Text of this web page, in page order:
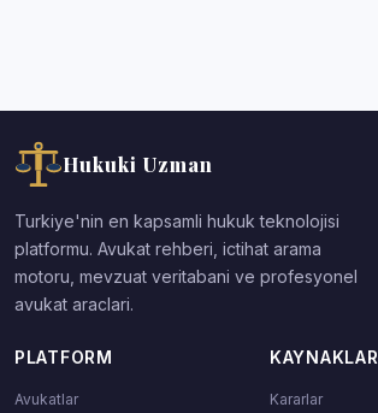
Hukuki Uzman
Turkiye'nin en kapsamli hukuk teknolojisi
platformu. Avukat rehberi, ictihat arama
motoru, mevzuat veritabani ve profesyonel
avukat araclari.
PLATFORM
Avukatlar
KAYNAKLAR
Kararlar